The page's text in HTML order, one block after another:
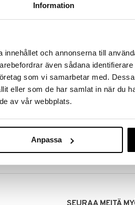
Information
och annonserna till
även sådana
som vi samarbetar med.
eller som de har samlat in när du
av vår webbplats.
Anpassa
Ostamalla suuria eriä
voimme pitää hinnat
Voit olla varma, että